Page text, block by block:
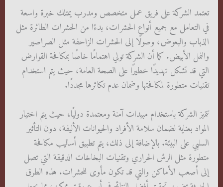
تعتمد الشركة على فريق عمل متخصص ومدرب يمتلك خبرة واسعة
في التعامل مع جميع أنواع الحشرات، بدءًا من الحشرات الطائرة مثل
الذباب والبعوض، وصولًا إلى الحشرات الزاحفة مثل الصراصير
والنمل الأبيض. كما أن الشركة تولي اهتمامًا خاصًا بمكافحة القوارض
التي قد تشكل تهديدًا خطيرًا على الصحة العامة، حيث يتم استخدام
تقنيات متطورة لمكافحتها وضمان عدم تكاثرها مجددًا.
تتميز الشركة باستخدام مبيدات آمنة ومعتمدة دوليًا، حيث يتم اختيار
المواد بعناية لضمان سلامة الأفراد والحيوانات الأليفة، دون التأثير
السلبي على البيئة. بالإضافة إلى ذلك، يتم تطبيق أساليب مكافحة
متطورة مثل الرش الحراري وتقنيات البخاخات الدقيقة التي تصل
إلى أصعب الأماكن والتي قد تكون مأوى للحشرات. هذه الطرق